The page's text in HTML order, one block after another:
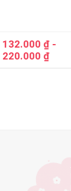
132.000 ₫-
220.000 ₫